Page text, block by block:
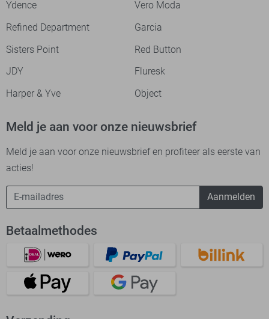
Ydence
Vero Moda
Refined Department
Garcia
Sisters Point
Red Button
JDY
Fluresk
Harper & Yve
Object
Meld je aan voor onze nieuwsbrief
Meld je aan voor onze nieuwsbrief en profiteer als eerste van
acties!
Aanmelden
Betaalmethodes